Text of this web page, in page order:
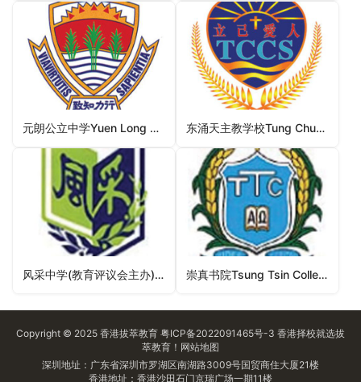
元朗公立中学Yuen Long Public Secondary School（元朗区中学） 东涌天主教学校Tung Chung Catholic School（离岛区中学）
风采中学(教育评议会主办)Elegantia College (Sponsored by Education Convergence)（北区中学） 崇真书院Tsung Tsin College（屯门区中学）
Copyright © 2025 香港拔萃教育 粤ICP备2022091465号-3 香港择校就选拔
萃教育！ 网站地图
深圳地址：广东省深圳市罗湖区南湖路3009号国贸商住大厦21楼
香港地址：香港沙田石门京瑞广场一期11楼